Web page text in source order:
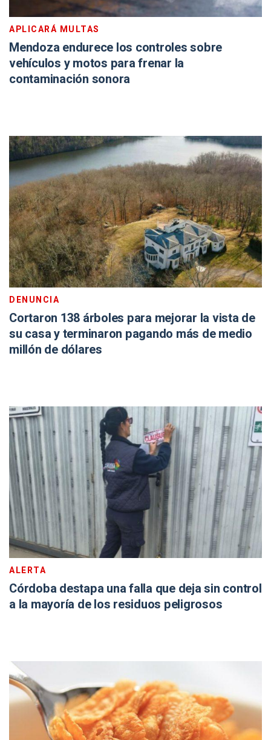
APLICARÁ MULTAS
Mendoza endurece los controles sobre
vehículos y motos para frenar la
contaminación sonora
DENUNCIA
Cortaron 138 árboles para mejorar la vista de
su casa y terminaron pagando más de medio
millón de dólares
ALERTA
Córdoba destapa una falla que deja sin control
a la mayoría de los residuos peligrosos